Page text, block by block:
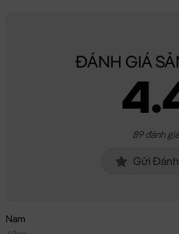
ĐÁNH GIÁ
89 đánh giá
Gửi
Nam